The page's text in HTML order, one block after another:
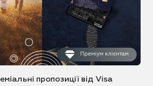
Преміум клієнтам
пропозиції від Visa